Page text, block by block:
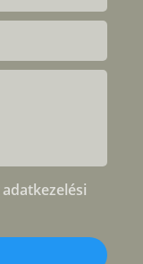
adatkezelési